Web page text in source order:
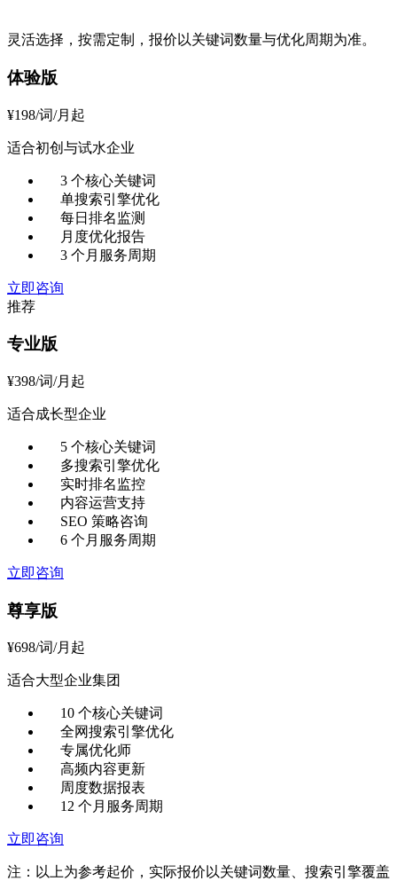
灵活选择，按需定制，报价以关键词数量与优化周期为准。
体验版
¥198/词/月起
适合初创与试水企业
3 个核心关键词
单搜索引擎优化
每日排名监测
月度优化报告
3 个月服务周期
立即咨询
推荐
专业版
¥398/词/月起
适合成长型企业
5 个核心关键词
多搜索引擎优化
实时排名监控
内容运营支持
SEO 策略咨询
6 个月服务周期
立即咨询
尊享版
¥698/词/月起
适合大型企业集团
10 个核心关键词
全网搜索引擎优化
专属优化师
高频内容更新
周度数据报表
12 个月服务周期
立即咨询
注：以上为参考起价，实际报价以关键词数量、搜索引擎覆盖